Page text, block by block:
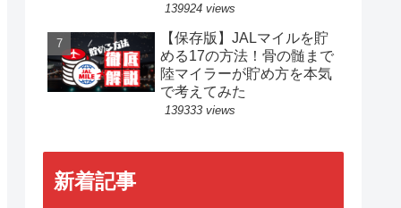
139924 views
【保存版】JALマイルを貯
める17の方法！骨の髄まで
陸マイラーが貯め方を本気
で考えてみた
139333 views
新着記事